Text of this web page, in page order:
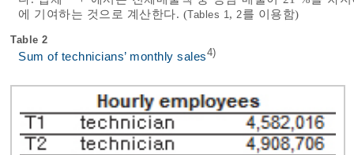
에 기여하는 것으로 계산한다. (Tables 1, 2를 이용함)
Table 2
Sum of technicians’ monthly sales4)